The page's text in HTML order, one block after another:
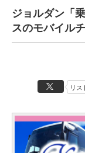
ジョルダン「
スのモバイル
リス